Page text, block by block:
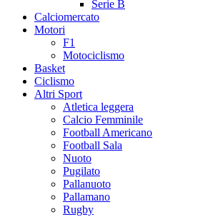
Serie B
Calciomercato
Motori
F1
Motociclismo
Basket
Ciclismo
Altri Sport
Atletica leggera
Calcio Femminile
Football Americano
Football Sala
Nuoto
Pugilato
Pallanuoto
Pallamano
Rugby